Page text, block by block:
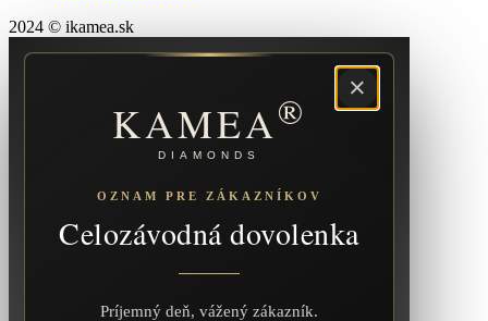
2024 © ikamea.sk
×
KAMEA®
DIAMONDS
OZNAM PRE ZÁKAZNÍKOV
Celozávodná dovolenka
Príjemný deň, vážený zákazník.